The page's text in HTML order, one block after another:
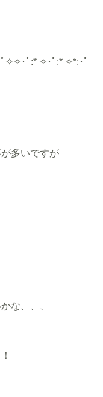
✧✧･ﾟ:* ✧･ﾟ:* ✧*:･ﾟ
多いですが
な、、、